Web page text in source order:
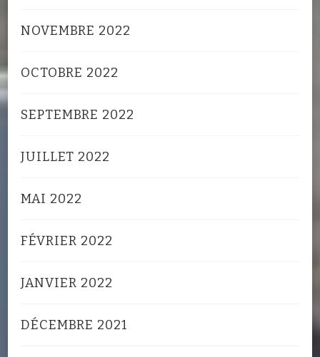
NOVEMBRE 2022
OCTOBRE 2022
SEPTEMBRE 2022
JUILLET 2022
MAI 2022
FÉVRIER 2022
JANVIER 2022
DÉCEMBRE 2021